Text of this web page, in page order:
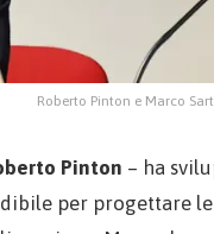
Roberto Pinton e Marco
Pinton – ha
per progettare